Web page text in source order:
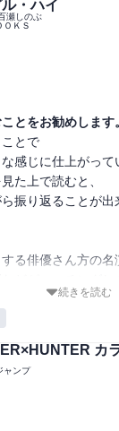
あり、
言えるでしょう。
・ハイ
瀬しのぶ
ＯＫＳ
とをお勧めします
とで
感じに仕上がって
た上で読むと、
振り返ることが出
る俳優さん方の名
り面白くなってい
お勧めします。
シーンを振り返る
です。
続きを読む
カ
ャンプ